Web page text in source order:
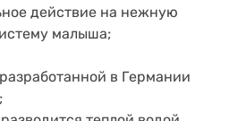
действие на нежную
малыша;
разработанной в Германии